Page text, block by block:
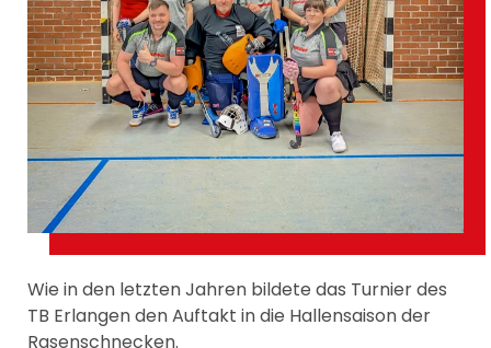
Wie in den letzten Jahren bildete das Turnier des
TB Erlangen den Auftakt in die Hallensaison der
Rasenschnecken.